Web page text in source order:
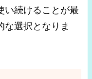
い続けることが最
な選択となりま